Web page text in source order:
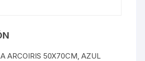
ARCOIRIS 50X70CM, AZUL